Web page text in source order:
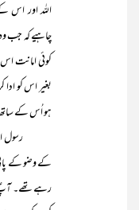
اللہ اور
چاہیے کہ جب
کوئی امانت
بغیر اس کو
ہو اُس کے
رسول
کے وضو کے
رہے تھے۔ آپؐ